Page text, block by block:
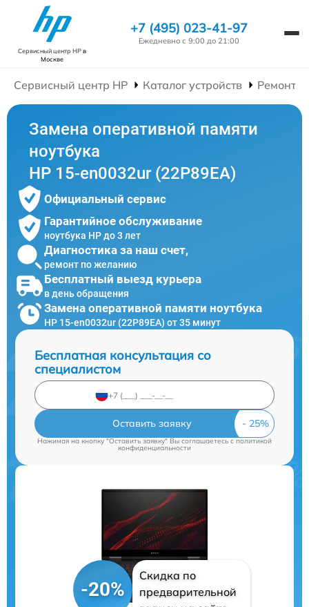
Сервисный центр HPв
Москве
+7 (495) 023-41-97
Ежедневно с 9:00 до 21:00
Сервисный центр HP Каталог устройств Ремонт
Замена оперативной памяти
ноутбука
HP 15-en0032ur (22P89EA)
Официальный сервис
Гарантийное обслуживание
ноутбука HP до 3 лет
Диагностика за наш счет,
ремонт по желанию
Бесплатный выезд курьера
в день обращения
Замена оперативной памяти ноутбука
HP 15-en0032ur (22P89EA) от 35 минут
Бесплатная консультация со
специалистом
Оставить заявку
Нажимая на кнопку "Оставить заявку" Вы соглашаетесь cполитикой
конфиденциальности
-20%
Скидка по
предварительной